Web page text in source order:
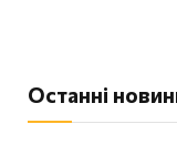
Останні